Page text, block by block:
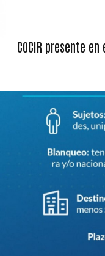
COCIR presente